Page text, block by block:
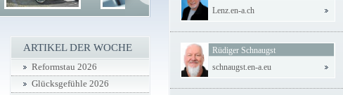
ARTIKEL DER WOCHE
Reformstau 2026
Glücksgefühle 2026
Lenz.en-a.ch
Rüdiger Schnaugst
schnaugst.en-a.eu